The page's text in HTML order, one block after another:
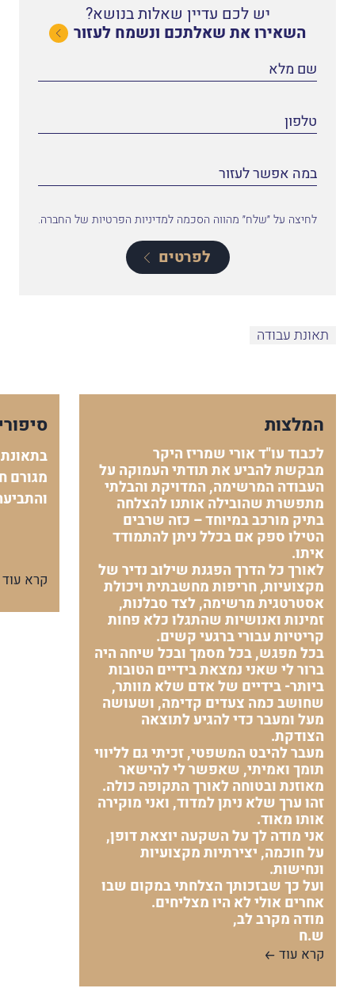
יש לכם עדיין שאלות בנושא?
השאירו את שאלתכם ונשמח לעזור
לחיצה על ״שלח״ מהווה הסכמה למדיניות הפרטיות של החברה.
לפרטים
תאונת עבודה
המלצות
לכבוד עו"ד אורי שמריז היקר
מבקשת להביע את תודתי העמוקה על
העבודה המרשימה, המדויקת והבלתי
מתפשרת שהובילה אותנו להצלחה
בתיק מורכב במיוחד – כזה שרבים
הטילו ספק אם בכלל ניתן להתמודד
איתו.
לאורך כל הדרך הפגנת שילוב נדיר של
מקצועיות, חריפות מחשבתית ויכולת
אסטרטגית מרשימה, לצד סבלנות,
זמינות ואנושיות שהתגלו כלא פחות
קריטיות עבורי ברגעי קשים.
בכל מפגש, בכל מסמך ובכל שיחה היה
ברור לי שאני נמצאת בידיים הטובות
ביותר- בידיים של אדם שלא מוותר,
שחושב כמה צעדים קדימה, ושעושה
מעל ומעבר כדי להגיע לתוצאה
הצודקת.
מעבר להיבט המשפטי, זכיתי גם לליווי
תומך ואמיתי, שאפשר לי להישאר
מאוזנת ובטוחה לאורך התקופה כולה.
זהו ערך שלא ניתן למדוד, ואני מוקירה
אותו מאוד.
אני מודה לך על השקעה יוצאת דופן,
על חוכמה, יצירתיות מקצועיות
ונחישות.
ועל כך שבזכותך הצלחתי במקום שבו
אחרים אולי לא היו מצליחים.
מודה מקרב לב,
ש.ח
קרא עוד
מגורם
קרא עוד